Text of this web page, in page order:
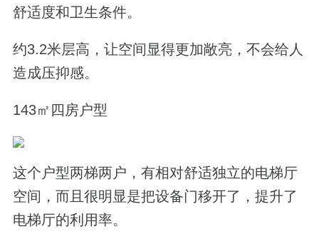
舒适度和卫生条件。
约3.2米层高，让空间显得更加敞亮 ，不会给人
造成压抑感。
143㎡四房户型
这个户型两梯两户，有相对舒适独立的电梯厅
空间 ，而且很明显是把设备门移开了，提升了
电梯厅的利用率。